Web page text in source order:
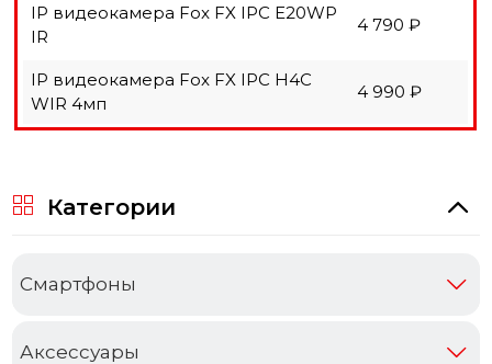
IP видеокамера Fox FX IPC E20WP
IR
4 790 ₽
IP видеокамера Fox FX IPC H4C
WIR 4мп
4 990 ₽
Категории
Cмартфоны
Аксессуары